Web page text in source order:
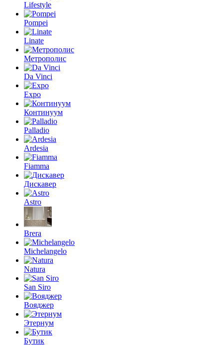
Lifestyle
Pompei
Linate
Метрополис
Da Vinci
Expo
Континуум
Palladio
Ardesia
Fiamma
Дискавер
Astro
Brera
Michelangelo
Natura
San Siro
Вояджер
Этернум
Бутик